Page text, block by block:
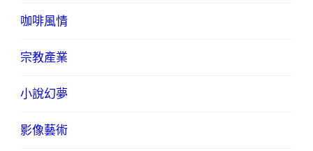
咖啡風情
宗教產業
小說幻夢
影像藝術